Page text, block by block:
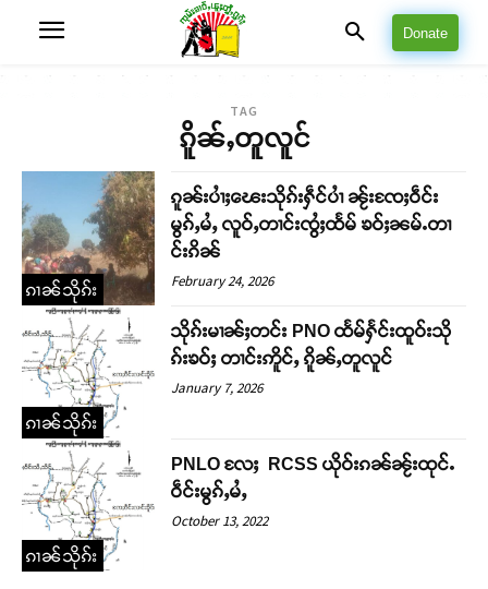
Donate
TAG
ၵိူၼ်ႇတူလူင်
ၵၢၼ်သိုၵ်း
ၵူၼ်းပၢႆႈၽေးသိုၵ်းႁဵင်ပၢႆ ၼႂ်းၸႄႈဝဵင်း
မွၵ်ႇမႆႇ လူဝ်ႇတၢင်းၸွႆႈထႅမ် ၶဝ်ႈၼမ်ႉတၢ
င်းၵိၼ်
February 24, 2026
ၵၢၼ်သိုၵ်း
သိုၵ်းမၢၼ်ႈတင်း PNO ထႅမ်ႁႅင်းထူဝ်းသို
ၵ်းၶဝ်ႈ တၢင်းဢိူင်ႇ ၵိူၼ်ႇတူလူင်
January 7, 2026
ၵၢၼ်သိုၵ်း
PNLO လႄႈ RCSS ယိုဝ်းၵၼ်ၼႂ်းထုင်ႉ
ဝဵင်းမွၵ်ႇမႆႇ
October 13, 2022